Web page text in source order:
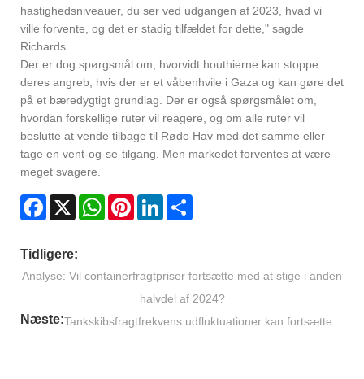
hastighedsniveauer, du ser ved udgangen af 2023, hvad vi
ville forvente, og det er stadig tilfældet for dette," sagde
Richards.
Der er dog spørgsmål om, hvorvidt houthierne kan stoppe
deres angreb, hvis der er et våbenhvile i Gaza og kan gøre det
på et bæredygtigt grundlag. Der er også spørgsmålet om,
hvordan forskellige ruter vil reagere, og om alle ruter vil
beslutte at vende tilbage til Røde Hav med det samme eller
tage en vent-og-se-tilgang. Men markedet forventes at være
meget svagere.
Facebook
X WhatsAppPinterestLinkedIn
Tidligere:
Analyse: Vil containerfragtpriser fortsætte med at stige i anden
halvdel af 2024?
Næste:Tankskibsfragtfrekvens udfluktuationer kan fortsætte